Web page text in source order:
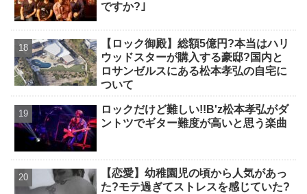
ですか?｣
【ロック御殿】総額5億円?本当はハリ
ウッドスターが購入する豪邸?国内と
ロサンゼルスにある松本孝弘の自宅に
ついて
ロックだけど難しい!!B'z松本孝弘がダ
ントツでギター難度が高いと思う楽曲
【恋愛】幼稚園児の頃から人気があっ
た?モテ過ぎてストレスを感じていた?